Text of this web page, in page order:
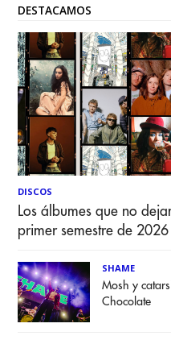
DESTACAMOS
DISCOS
Los álbumes que no
primer semestre de 2026
SHAME
Mosh y
Chocolate